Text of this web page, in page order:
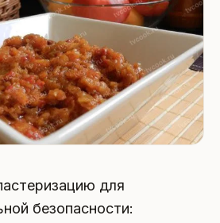
для
безопасности: